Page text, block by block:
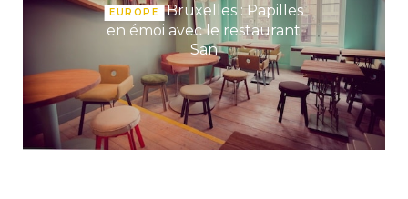
EUROPE
Bruxelles : Papilles
en émoi avec le restaurant
San